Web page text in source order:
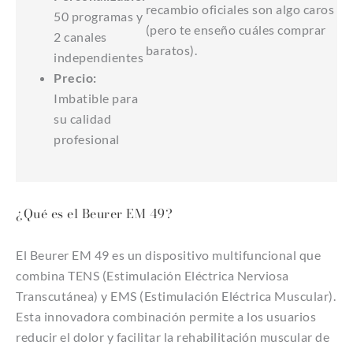
50 programas y
2 canales
independientes
Precio:
Imbatible para
su calidad
profesional
recambio oficiales son algo caros
(pero te enseño cuáles comprar
baratos).
¿Qué es el Beurer EM 49?
El Beurer EM 49 es un dispositivo multifuncional que
combina TENS (Estimulación Eléctrica Nerviosa
Transcutánea) y EMS (Estimulación Eléctrica Muscular).
Esta innovadora combinación permite a los usuarios
reducir el dolor y facilitar la rehabilitación muscular de